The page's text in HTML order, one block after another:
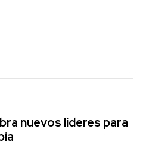
nuevos líderes para